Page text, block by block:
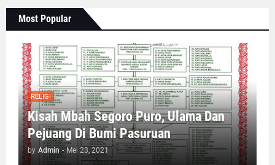
Most Popular
RELIGI
Kisah Mbah Segoro Puro, Ulama Dan
Pejuang Di Bumi Pasuruan
by Admin - Mei 23, 2021